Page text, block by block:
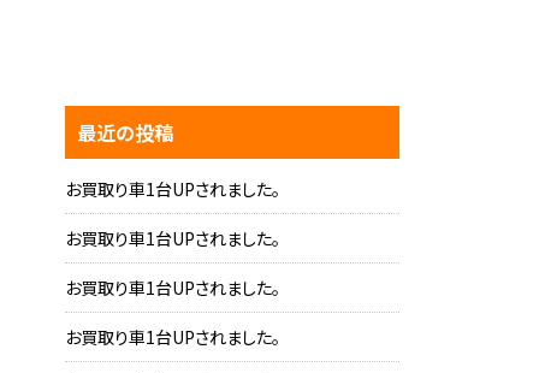
最近の投稿
お買取り車1台UPされました。
お買取り車1台UPされました。
お買取り車1台UPされました。
お買取り車1台UPされました。